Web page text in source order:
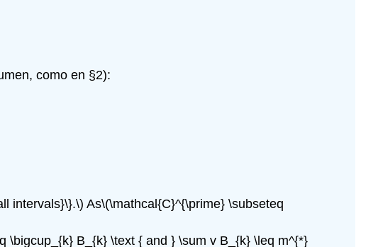
Ejercicio\
Ejercicio\
como en §2):
intervals}\}.\) As\(\mathcal{C}^{\prime} \subseteq
\bigcup_{k} B_{k} \text { and } \sum v B_{k} \leq m^{*}